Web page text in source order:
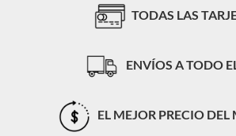
TODAS LAS
ENVÍOS A TODO
EL MEJOR PRECIO